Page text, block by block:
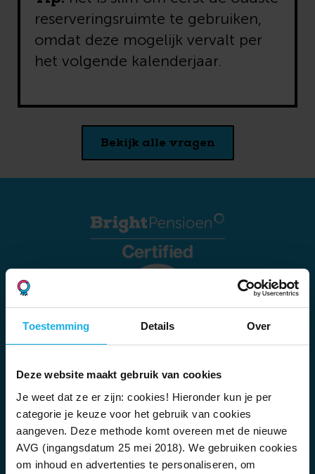
Toestemming Details Over
Deze website maakt gebruik van cookies
Je weet dat ze er zijn: cookies! Hieronder kun je per
categorie je keuze voor het gebruik van cookies
aangeven. Deze methode komt overeen met de nieuwe
AVG (ingangsdatum 25 mei 2018). We gebruiken cookies
om inhoud en advertenties te personaliseren, om
reserveringsruimte te gebruiken,
omdat deze mogelijk vervalt per
het volgende kalenderjaar.
Bekijk alle vragen
Over BrightPensioen
Wie wij zijn
Voor wie is Bright?
Samenstelling fonds
Rendementen
Documentencentrum